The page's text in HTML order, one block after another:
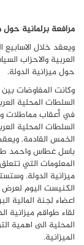
مرافعة برلمانية حول
ويعقد خلال الاسابيع
العربية والاحزاب
حول ميزانية الدولة.
وكانت المفاوضات
السلطات المحلية
في أعقاب مماطلات
الخمس القادمة.
باسل غطاس واحمد
المعلومات التي
ميزانية الدولة.
الكنيست اليوم
اعضاء لجنة المالية
لقاء طواقم ميزانية
المحلية الى اهمية
الميزانية.